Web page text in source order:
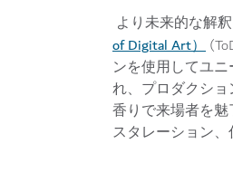
より未来的な解
of Digital Art）
ンを使用してユ
れ、プロダクシ
香りで来場者を
スタレーション